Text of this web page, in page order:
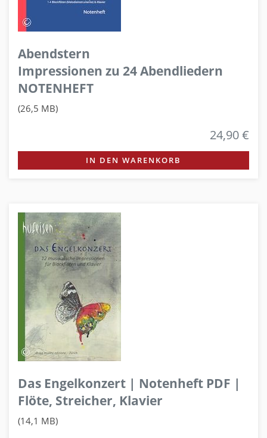
Abendstern
Impressionen zu 24 Abendliedern
NOTENHEFT
(26,5 MB)
24,90 €
IN DEN WARENKORB
Das Engelkonzert | Notenheft PDF |
Flöte, Streicher, Klavier
(14,1 MB)